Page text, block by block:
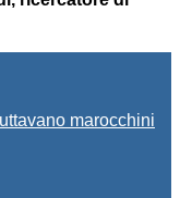
marocchini